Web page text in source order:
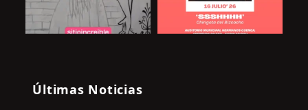
Últimas Noticias